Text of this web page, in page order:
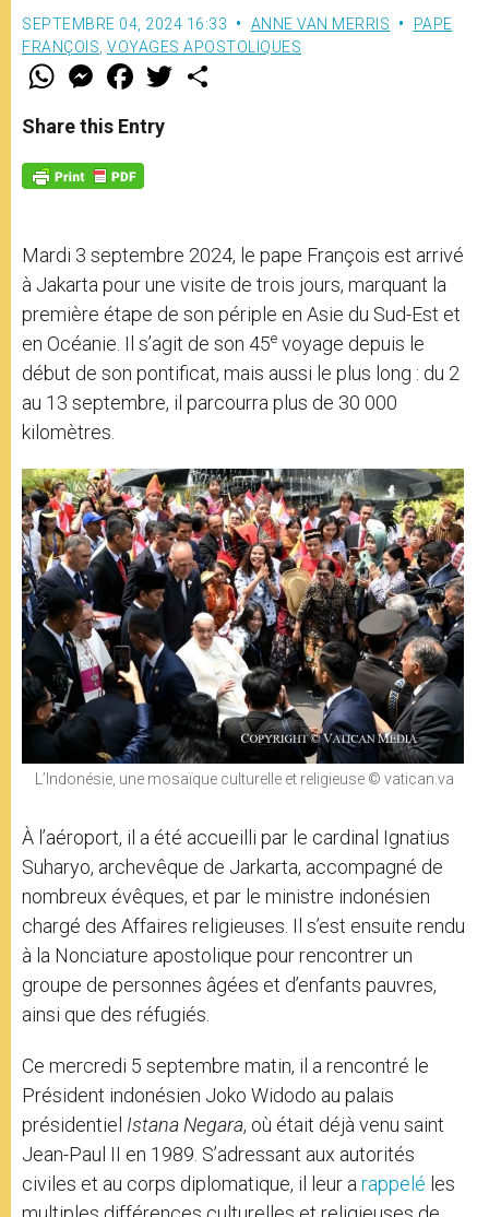
SEPTEMBRE 04, 2024 16:33 ANNE VAN MERRIS
PAPE
FRANÇOIS VOYAGES APOSTOLIQUES
W
t
s
p
p
M
e
s
e
g
e
F
a
e
b
o
k
w
Share this Entry
Mardi 3 septembre 2024, le pape François est arrivé
à Jakarta pour une visite de trois jours, marquant la
première étape de son périple en Asie du Sud-Est et
en Océanie. Il s’agit de son 45e voyage depuis le
début de son pontificat, mais aussi le plus long : du 2
au 13 septembre, il parcourra plus de 30 000
kilomètres.
L’Indonésie, une mosaïque culturelle et religieuse © vatican.va
À l’aéroport, il a été accueilli par le cardinal Ignatius
Suharyo, archevêque de Jarkarta, accompagné de
nombreux évêques, et par le ministre indonésien
chargé des Affaires religieuses. Il s’est ensuite rendu
à la Nonciature apostolique pour rencontrer un
groupe de personnes âgées et d’enfants pauvres,
ainsi que des réfugiés.
Ce mercredi 5 septembre matin, il a rencontré le
Président indonésien Joko Widodo au palais
présidentiel Istana Negara, où était déjà venu saint
Jean-Paul II en 1989. S’adressant aux autorités
civiles et au corps diplomatique, il leur a rappelé les